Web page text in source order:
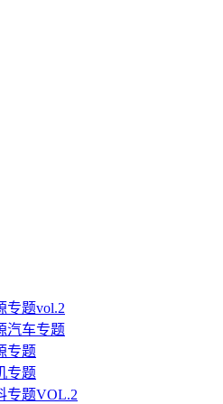
题vol.2
汽车专题
专题
专题
题VOL.2